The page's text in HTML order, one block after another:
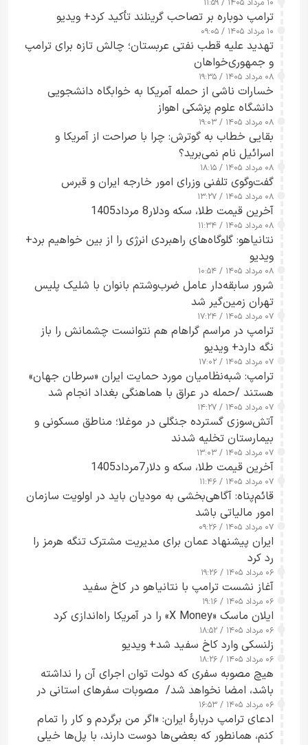
شدند
۱۰ مرداد ۱۴۰۵ / ۱۱:۵۹
ترامپ دوباره بر تصاحب گرینلند تأکید کرد+ ویدیو
۱۰ مرداد ۱۴۰۵ / ۰۹:۰۵
تهدید علیه قطب نفتی عربستان؛ چالش تازه برای ترامپ
و جمهوری‌خواهان
۰۸ مرداد ۱۴۰۵ / ۱۹:۳۵
خسارات ناشی از حمله آمریکا به خوابگاه دانشجویی
دانشگاه علوم پزشکی اهواز
۰۸ مرداد ۱۴۰۵ / ۱۹:۰۳
بقایی خطاب به گوترش: چرا با صراحت از آمریکا و
اسرائیل نام نمی‌برید؟
۰۸ مرداد ۱۴۰۵ / ۱۸:۱۵
گفت‌وگوی تلفنی وزرای امور خارجه ایران و قبرس
۰۸ مرداد ۱۴۰۵ / ۱۳:۲۷
آخرین قیمت طلا، سکه ودلار8 مرداد1405
۰۸ مرداد ۱۴۰۵ / ۱۱:۳۴
نتانیاهو: گلوگاه‌های راهبردی انرژی را از بین خواهیم برد+
ویدیو
۰۸ مرداد ۱۴۰۵ / ۱۰:۵۴
شرور سابقه‌دار عامل ضرب‌وشتم بانوان با شلیک پلیس
تهران زمین‌گیر شد
۰۷ مرداد ۱۴۰۵ / ۱۷:۲۴
ترامپ در مراسم گراهام هم نتوانست چشمانش را باز
نگه دارد+ ویدیو
۰۷ مرداد ۱۴۰۵ / ۱۷:۰۲
ترامپ: شبه‌نظامیان مورد حمایت ایران «سرطان جهان»
هستند /حمله در عراق با هماهنگی بغداد انجام شد
۰۷ مرداد ۱۴۰۵ / ۱۴:۲۷
آتش‌سوزی گسترده جنگلی در موغلا؛ مناطق مسکونی و
بیمارستان تخلیه شدند
۰۷ مرداد ۱۴۰۵ / ۱۳:۰۳
آخرین قیمت طلا، سکه و دلار7مرداد1405
۰۷ مرداد ۱۴۰۵ / ۱۱:۴۶
قائم‌پناه: آگاهی‌بخشی به مودیان باید در اولویت سازمان
امور مالیاتی باشد
۰۷ مرداد ۱۴۰۵ / ۰۹:۲۶
ایران پیشنهاد عمان برای مدیریت مشترک تنگه هرمز را
رد کرد
۰۶ مرداد ۱۴۰۵ / ۱۹:۲۶
آغاز نشست ترامپ با نتانیاهو در کاخ سفید
۰۶ مرداد ۱۴۰۵ / ۱۹:۱۶
ایلان ماسک «X Money» را در آمریکا راه‌اندازی کرد
۰۶ مرداد ۱۴۰۵ / ۱۸:۵۲
زلنسکی وارد کاخ سفید شد+ ویدیو
۰۶ مرداد ۱۴۰۵ / ۱۸:۲۶
هیچ مصوبه سفری که دولت توان اجرای آن را نداشته
باشد، امضا نخواهد شد/ مصوبات سفرهای استانی در
چارچوب قانون بودجه است+ عکس
۰۶ مرداد ۱۴۰۵ / ۱۶:۵۳
ادعای ترامپ دربارهٔ ایران: «اگر من برگردم و کار را تمام
کنم، همانطور که بعضی‌ها دوست دارند، با پل‌ها خیلی